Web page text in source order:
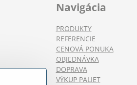
Navigácia
PRODUKTY
REFERENCIE
CENOVÁ PONUKA
OBJEDNÁVKA
DOPRAVA
VÝKUP PALIET